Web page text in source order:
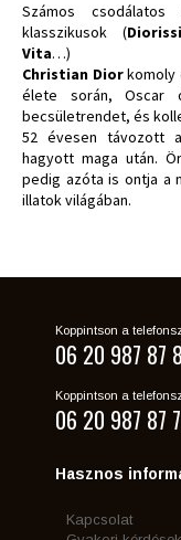
Számos
klasszikusok (
Vita…)
Christian Diorkomoly
élete során, Oscar
becsületrendet, és
52 évesen távozott
hagyott maga után.
pedig azóta is ontja a
illatok világában.
Koppintson a
06 20 987 87
Koppintson a
06 20 987 87
Hasznos
Kapcsolat